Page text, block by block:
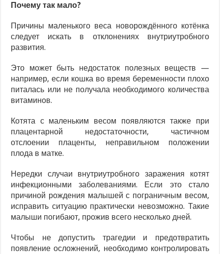
Почему так мало?
Причины маленького веса новорождённого котёнка
следует искать в отклонениях внутриутробного
развития.
Это может быть недостаток полезных веществ —
например, если кошка во время беременности плохо
питалась или не получала необходимого количества
витаминов.
Котята с маленьким весом появляются также при
плацентарной недостаточности, частичном
отслоении плаценты, неправильном положении
плода в матке.
Нередки случаи внутриутробного заражения котят
инфекционными заболеваниями. Если это стало
причиной рождения малышей с пограничным весом,
исправить ситуацию практически невозможно. Такие
малыши погибают, прожив всего несколько дней.
Чтобы не допустить трагедии и предотвратить
появление осложнений, необходимо контролировать